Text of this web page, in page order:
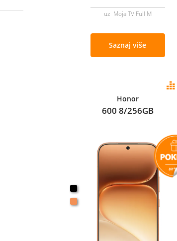
uz Moja TV Full M
Saznaj više
Honor
600 8/256GB